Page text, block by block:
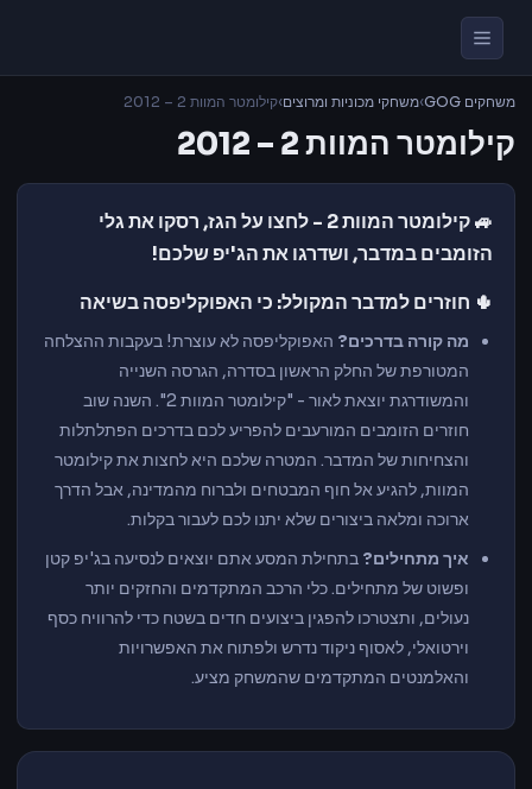
משחקים GOG ›משחקי מכוניות ומרוצים›קילומטר המוות 2 – 2012
קילומטר המוות 2 – 2012
🚙 קילומטר המוות 2 - לחצו על הגז, רסקו את גלי
הזומבים במדבר, ושדרגו את הג'יפ שלכם!
🌵 חוזרים למדבר המקולל: כי האפוקליפסה בשיאה
מה קורה בדרכים? האפוקליפסה לא עוצרת! בעקבות ההצלחה
המטורפת של החלק הראשון בסדרה, הגרסה השנייה
והמשודרגת יוצאת לאור - "קילומטר המוות 2". השנה שוב
חוזרים הזומבים המורעבים להפריע לכם בדרכים הפתלתלות
והצחיחות של המדבר. המטרה שלכם היא לחצות את קילומטר
המוות, להגיע אל חוף המבטחים ולברוח מהמדינה, אבל הדרך
ארוכה ומלאה ביצורים שלא יתנו לכם לעבור בקלות.
איך מתחילים? בתחילת המסע אתם יוצאים לנסיעה בג'יפ קטן
ופשוט של מתחילים. כלי הרכב המתקדמים והחזקים יותר
נעולים, ותצטרכו להפגין ביצועים חדים בשטח כדי להרוויח כסף
וירטואלי, לאסוף ניקוד נדרש ולפתוח את האפשרויות
והאלמנטים המתקדמים שהמשחק מציע.